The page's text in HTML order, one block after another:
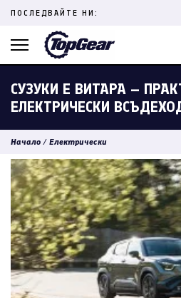
Skip
content
ПОСЛЕДВАЙТЕ НИ:
СУЗУКИ Е ВИТАРА –
ЕЛЕКТРИЧЕСКИ
Начало / Електрически